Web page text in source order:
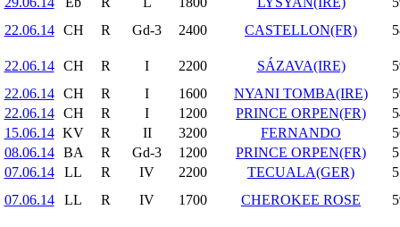
22.06.14
CH R Gd-3 2400 CASTELLON(FR)
22.06.14 CH R I 2200 SÁZAVA(IRE)
22.06.14
CH R I 1600 NYANI TOMBA(IRE)
22.06.14
CH R I 1200 PRINCE ORPEN(FR)
15.06.14 KV R II 3200 FERNANDO
08.06.14
BA R Gd-3 1200 PRINCE ORPEN(FR)
07.06.14
LL R IV 2200 TECUALA(GER)
07.06.14
LL R IV 1700 CHEROKEE ROSE